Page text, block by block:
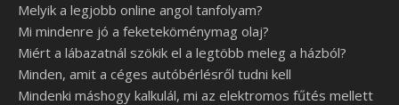
Melyik a legjobb online angol tanfolyam?
Mi mindenre jó a feketeköménymag olaj?
Miért a lábazatnál szökik el a legtöbb meleg a házból?
Minden, amit a céges autóbérlésről tudni kell
Mindenki máshogy kalkulál, mi az elektromos fűtés mellett